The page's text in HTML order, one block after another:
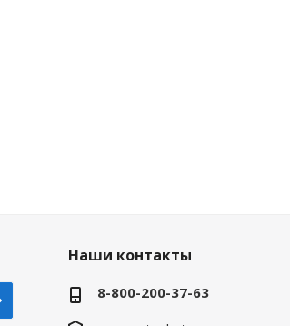
Наши контакты
8-800-200-37-63